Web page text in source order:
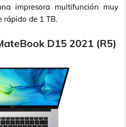
impresora multifunción muy
rápido de 1 TB.
D15 2021 (R5)